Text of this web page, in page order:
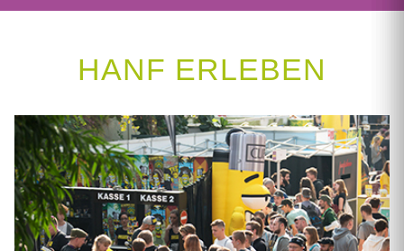
HANF ERLEBEN